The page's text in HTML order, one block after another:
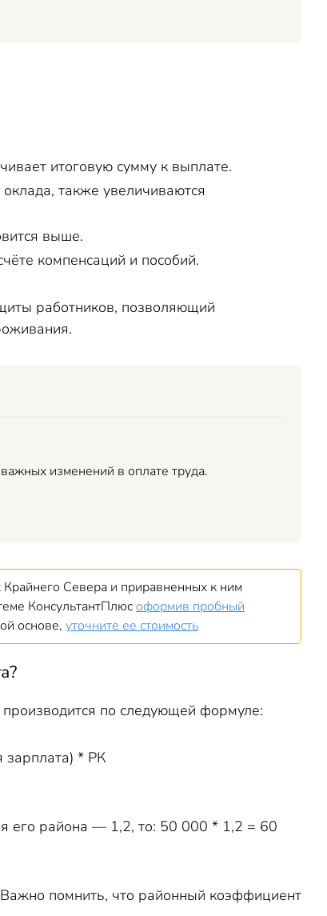
итоговую сумму к выплате.
также увеличиваются
выше.
компенсаций и пособий.
работников, позволяющий
изменений в оплате труда.
Севера и приравненных к ним
КонсультантПлюс оформив пробный
основе, уточните ее стоимость
?
по следующей формуле:
зарплата) * РК
его района — 1,2, то: 50 000 * 1,2 = 60
помнить, что районный коэффициент